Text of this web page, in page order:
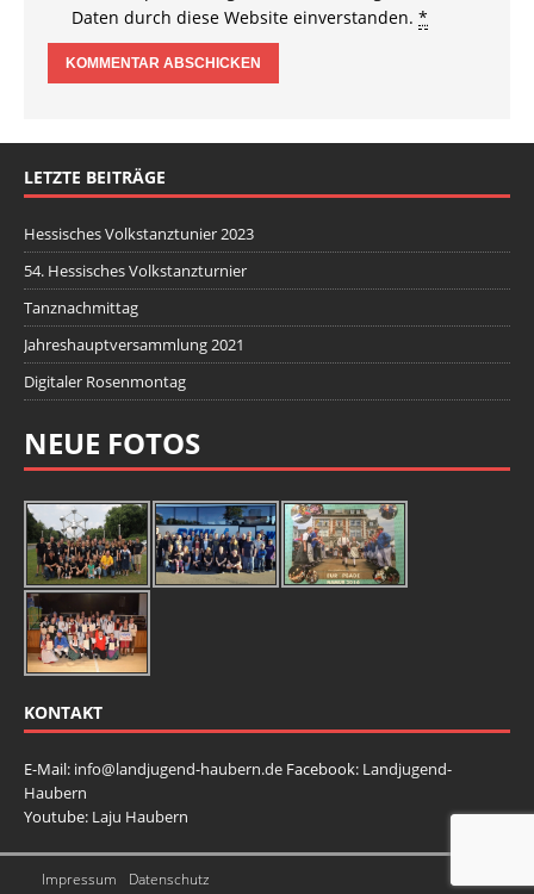
Daten durch diese Website einverstanden. *
LETZTE BEITRÄGE
Hessisches Volkstanztunier 2023
54. Hessisches Volkstanzturnier
Tanznachmittag
Jahreshauptversammlung 2021
Digitaler Rosenmontag
NEUE FOTOS
KONTAKT
E-Mail: info@landjugend-haubern.de Facebook: Landjugend-
Haubern
Youtube: Laju Haubern
Impressum Datenschutz